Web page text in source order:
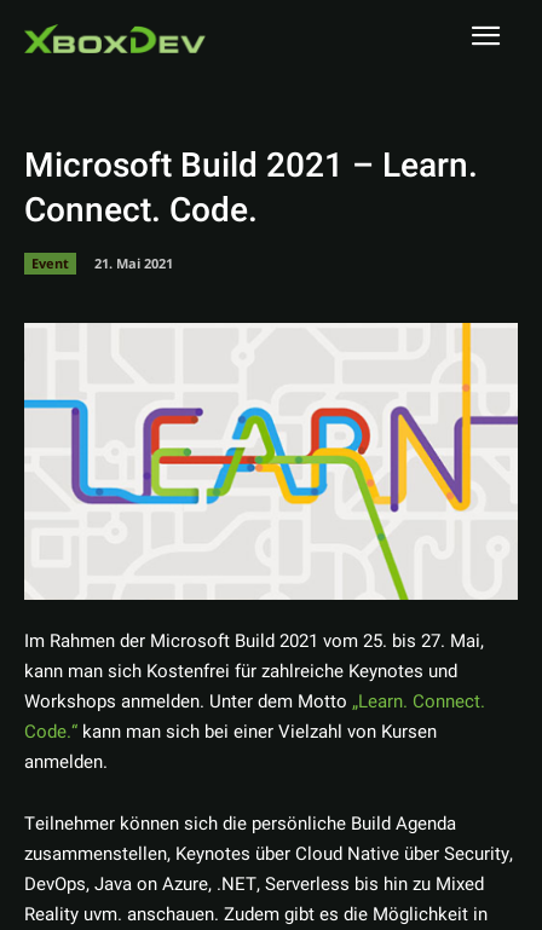
Microsoft Build 2021 – Learn.
Connect. Code.
Event 21. Mai 2021
Im Rahmen der Microsoft Build 2021 vom 25. bis 27. Mai,
kann man sich Kostenfrei für zahlreiche Keynotes und
Workshops anmelden. Unter dem Motto „Learn. Connect.
Code.“ kann man sich bei einer Vielzahl von Kursen
anmelden.
Teilnehmer können sich die persönliche Build Agenda
zusammenstellen, Keynotes über Cloud Native über Security,
DevOps, Java on Azure, .NET, Serverless bis hin zu Mixed
Reality uvm. anschauen. Zudem gibt es die Möglichkeit in